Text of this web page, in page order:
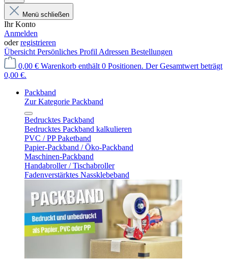
Menü schließen
Ihr Konto
Anmelden
oderregistrieren
Übersicht Persönliches Profil Adressen Bestellungen
0,00 € Warenkorb enthält 0 Positionen. Der Gesamtwert beträgt
0,00 €.
Packband
Zur Kategorie Packband
Bedrucktes Packband
Bedrucktes Packband kalkulieren
PVC / PP Paketband
Papier-Packband / Öko-Packband
Maschinen-Packband
Handabroller / Tischabroller
Fadenverstärktes Nassklebeband